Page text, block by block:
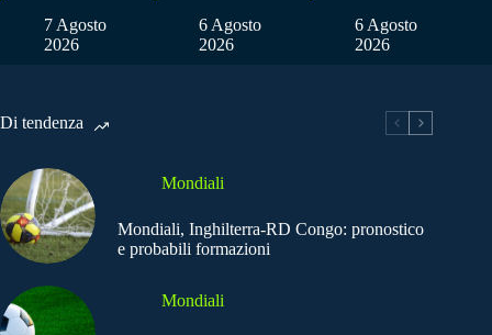
7 Agosto
2026
6 Agosto
2026
6 Agosto
2026
Di tendenza
Mondiali
Mondiali, Inghilterra-RD Congo: pronostico
e probabili formazioni
Mondiali